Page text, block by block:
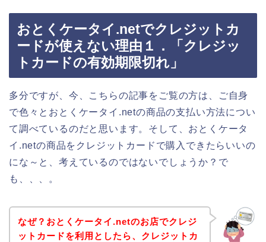
おとくケータイ.netでクレジットカ
ードが使えない理由１．「クレジッ
トカードの有効期限切れ」
多分ですが、今、こちらの記事をご覧の方は、ご自身
で色々とおとくケータイ.netの商品の支払い方法につい
て調べているのだと思います。そして、おとくケータ
イ.netの商品をクレジットカードで購入できたらいいの
にな～と、考えているのではないでしょうか？で
も、、、。
なぜ？おとくケータイ.netのお店でクレジ
ットカードを利用としたら、クレジットカ